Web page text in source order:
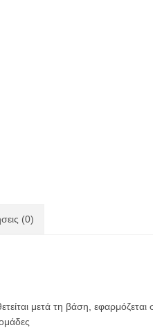
(0)
μετά τη βάση, εφαρμόζεται